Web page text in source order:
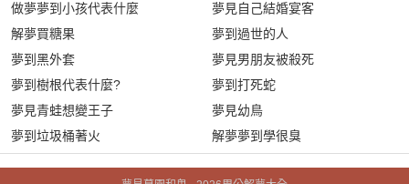
做夢夢到小孩代表什麼
解夢買糖果
夢到黑外套
夢到樹根代表什麼?
夢見青蛙想變王子
夢到垃圾桶著火
夢見自己結婚宴客
夢到過世的人
夢見男朋友被殺死
夢到打死蛇
夢見幼鳥
解夢夢到學很臭